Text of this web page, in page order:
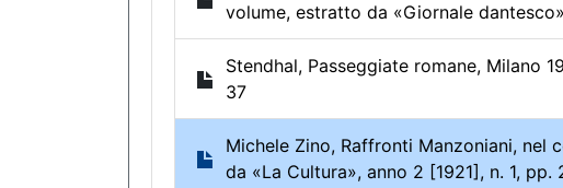
volume, estratto da «Giornale
Stendhal, Passeggiate romane, Milano
37
Michele Zino, Raffronti Manzoniani, nel
da «La Cultura», anno 2 [1921], n. 1,